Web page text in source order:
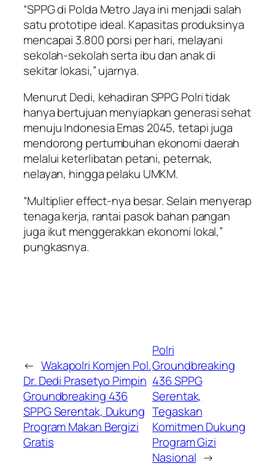
“SPPG di Polda Metro Jaya ini menjadi salah
satu prototipe ideal. Kapasitas produksinya
mencapai 3.800 porsi per hari, melayani
sekolah-sekolah serta ibu dan anak di
sekitar lokasi,” ujarnya.
Menurut Dedi, kehadiran SPPG Polri tidak
hanya bertujuan menyiapkan generasi sehat
menuju Indonesia Emas 2045, tetapi juga
mendorong pertumbuhan ekonomi daerah
melalui keterlibatan petani, peternak,
nelayan, hingga pelaku UMKM.
“Multiplier effect-nya besar. Selain menyerap
tenaga kerja, rantai pasok bahan pangan
juga ikut menggerakkan ekonomi lokal,”
pungkasnya.
← Wakapolri Komjen Pol.
Dr. Dedi Prasetyo Pimpin
Groundbreaking 436
SPPG Serentak, Dukung
Program Makan Bergizi
Gratis
Polri
Groundbreaking
436 SPPG
Serentak,
Tegaskan
Komitmen Dukung
Program Gizi
Nasional →